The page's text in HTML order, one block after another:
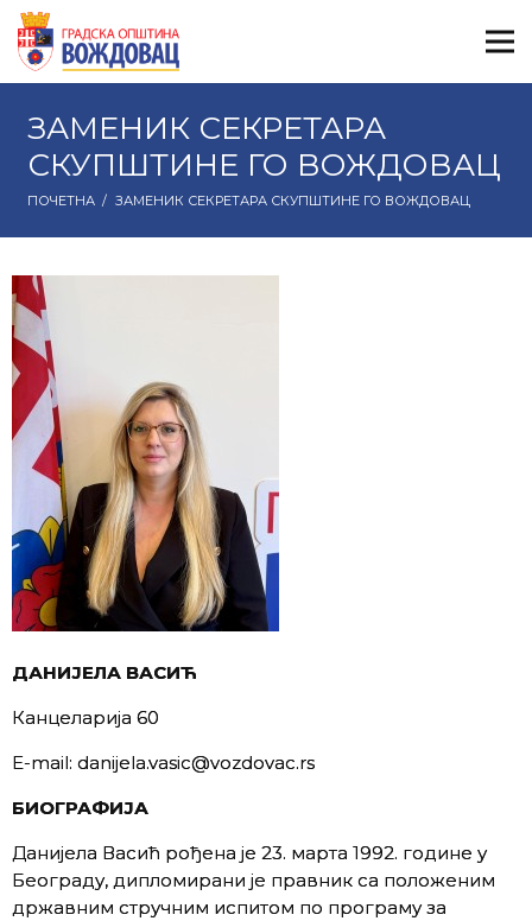
ЗАМЕНИК СЕКРЕТАРА
СКУПШТИНЕ ГО ВОЖДОВАЦ
ПОЧЕТНА / ЗАМЕНИК СЕКРЕТАРА СКУПШТИНЕ ГО ВОЖДОВАЦ
ДАНИЈЕЛА ВАСИЋ
Канцеларија 60
E-mail: danijela.vasic@vozdovac.rs
БИОГРАФИЈА
Данијела Васић рођена је 23. марта 1992. године у
Београду, дипломирани је правник са положеним
државним стручним испитом по програму за